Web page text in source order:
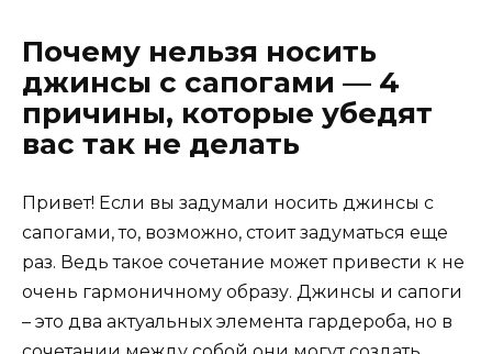
Почему нельзя носить
джинсы с сапогами — 4
причины, которые убедят
вас так не делать
Привет! Если вы задумали носить джинсы с
сапогами, то, возможно, стоит задуматься еще
раз. Ведь такое сочетание может привести к не
очень гармоничному образу. Джинсы и сапоги
– это два актуальных элемента гардероба, но в